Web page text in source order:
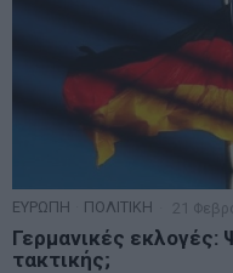
ΕΥΡΩΠΗ ΠΟΛΙΤΙΚΗ 21
Γερμανικές
τακτικής;